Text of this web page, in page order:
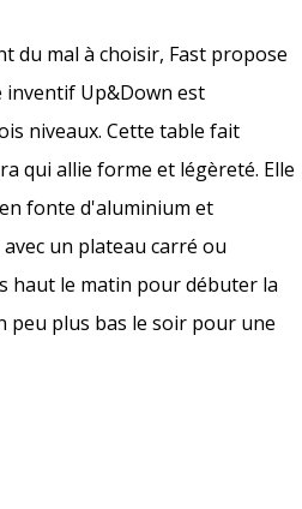
du mal à choisir, Fast propose
inventif Up&Down est
niveaux. Cette table fait
qui allie forme et légèreté. Elle
fonte d'aluminium et
un plateau carré ou
haut le matin pour débuter la
peu plus bas le soir pour une